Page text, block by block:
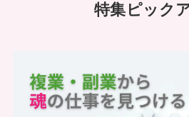
特集ピック